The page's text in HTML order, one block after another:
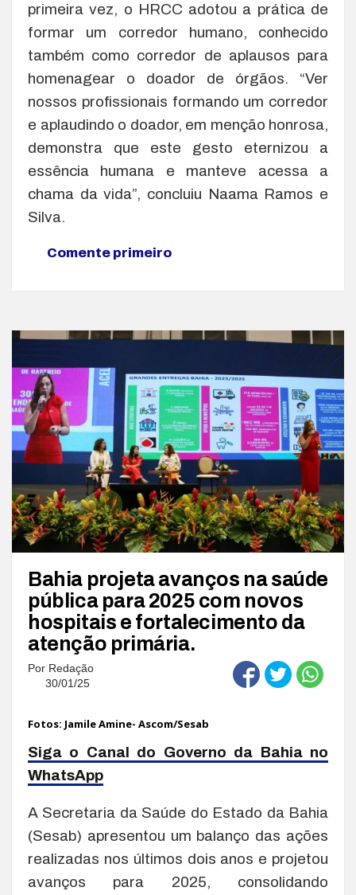
primeira vez, o HRCC adotou a prática de
formar um corredor humano, conhecido
também como corredor de aplausos para
homenagear o doador de órgãos. “Ver
nossos profissionais formando um corredor
e aplaudindo o doador, em menção honrosa,
demonstra que este gesto eternizou a
essência humana e manteve acessa a
chama da vida”, concluiu Naama Ramos e
Silva.
Comente primeiro
Bahia projeta avanços na saúde
pública para 2025 com novos
hospitais e fortalecimento da
atenção primária.
Por Redação
30/01/25
Fotos: Jamile Amine- Ascom/Sesab
Siga o Canal do Governo da Bahia no
WhatsApp
A Secretaria da Saúde do Estado da Bahia
(Sesab) apresentou um balanço das ações
realizadas nos últimos dois anos e projetou
avanços para 2025, consolidando